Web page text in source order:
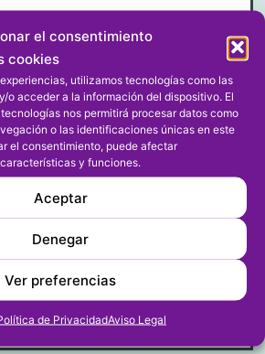
el consentimiento
cookies
utilizamos tecnologías como las
o acceder a la información del dispositivo. El
nos permitirá procesar datos como
o las identificaciones únicas en este
el consentimiento, puede afectar
y funciones.
Aceptar
Denegar
Ver preferencias
de PrivacidadAviso Legal
*